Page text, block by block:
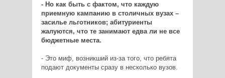
- Но как быть с фактом, что каждую
приемную кампанию в столичных вузах –
засилье льготников; абитуриенты
жалуются, что те занимают едва ли не все
бюджетные места.
- Это миф, возникший из-за того, что ребята
подают документы сразу в несколько вузов.